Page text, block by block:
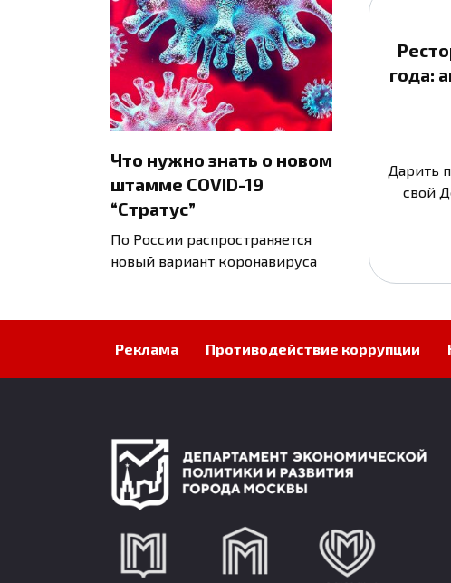
Что нужно знать о новом
штамме COVID-19
“Стратус”
По России распространяется
новый вариант коронавируса
года:
Дарить
свой
Реклама Противодействие коррупции